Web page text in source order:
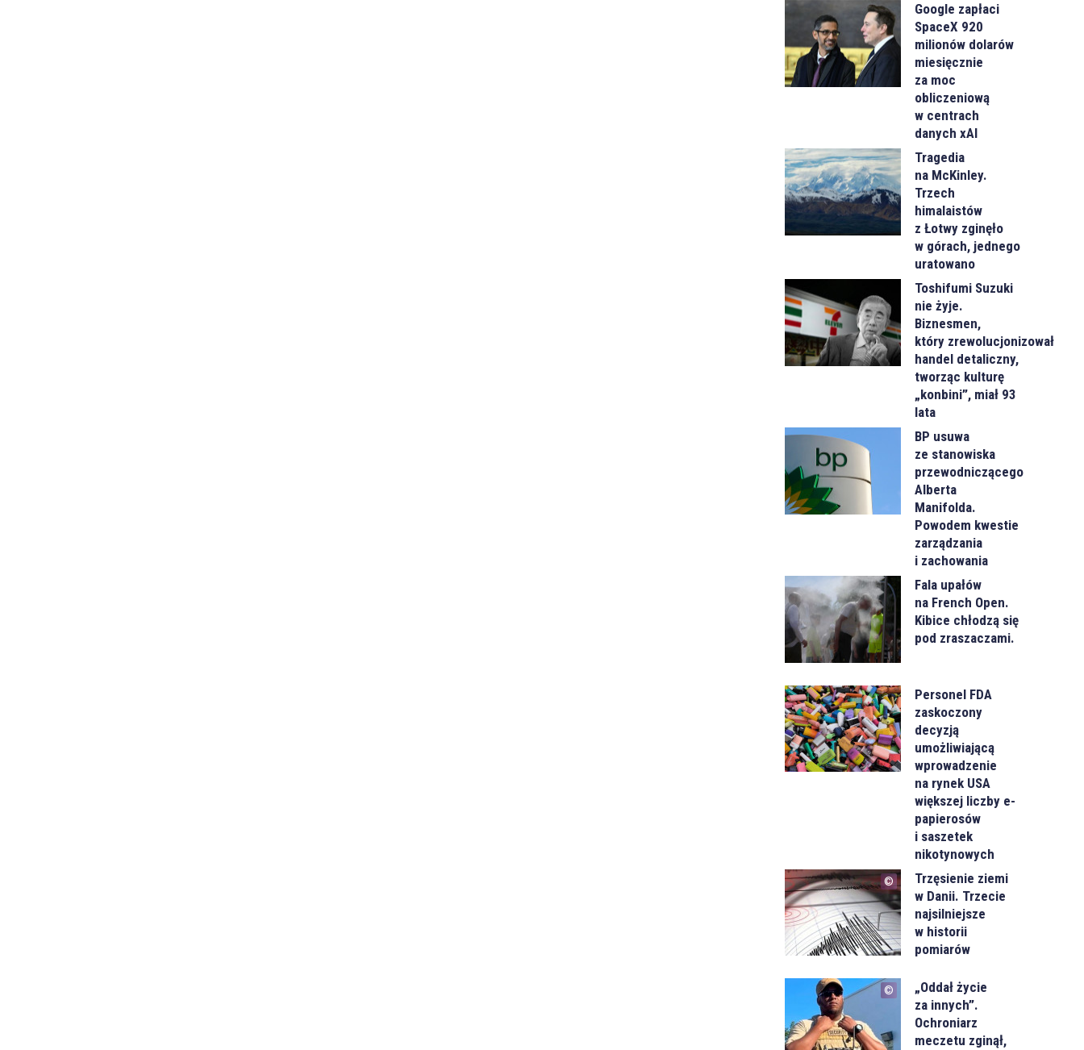
Google zapłaci
SpaceX 920
milionów dolarów
miesięcznie
za moc
obliczeniową
w centrach
danych xAI
Tragedia
na McKinley.
Trzech
himalaistów
z Łotwy zginęło
w górach, jednego
uratowano
Toshifumi Suzuki
nie żyje.
Biznesmen,
który zrewolucjonizował
handel detaliczny,
tworząc kulturę
„konbini”, miał 93
lata
BP usuwa
ze stanowiska
przewodniczącego
Alberta
Manifolda.
Powodem kwestie
zarządzania
i zachowania
Fala upałów
na French Open.
Kibice chłodzą się
pod zraszaczami.
Personel FDA
zaskoczony
decyzją
umożliwiającą
wprowadzenie
na rynek USA
większej liczby e-
papierosów
i saszetek
nikotynowych
Trzęsienie ziemi
w Danii. Trzecie
najsilniejsze
w historii
pomiarów
„Oddał życie
za innych”.
Ochroniarz
meczetu zginął,